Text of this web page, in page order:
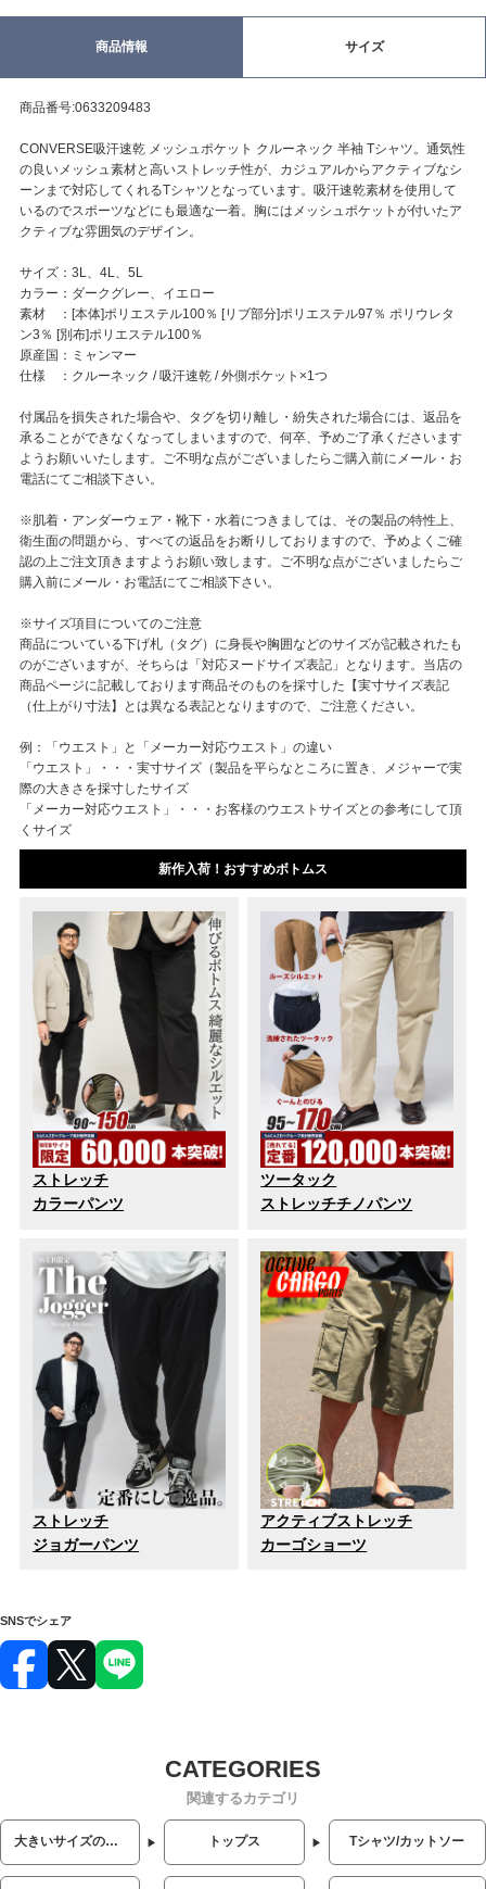
商品情報 サイズ
商品番号:0633209483
CONVERSE吸汗速乾 メッシュポケット クルーネック 半袖 Tシャツ。通気性
の良いメッシュ素材と高いストレッチ性が、カジュアルからアクティブなシ
ーンまで対応してくれるTシャツとなっています。吸汗速乾素材を使用して
いるのでスポーツなどにも最適な一着。胸にはメッシュポケットが付いたア
クティブな雰囲気のデザイン。
サイズ：3L、4L、5L
カラー：ダークグレー、イエロー
素材 ：[本体]ポリエステル100％ [リブ部分]ポリエステル97％ ポリウレタ
ン3％ [別布]ポリエステル100％
原産国：ミャンマー
仕様 ：クルーネック / 吸汗速乾 / 外側ポケット×1つ
付属品を損失された場合や、タグを切り離し・紛失された場合には、返品を
承ることができなくなってしまいますので、何卒、予めご了承くださいます
ようお願いいたします。ご不明な点がございましたらご購入前にメール・お
電話にてご相談下さい。
※肌着・アンダーウェア・靴下・水着につきましては、その製品の特性上、
衛生面の問題から、すべての返品をお断りしておりますので、予めよくご確
認の上ご注文頂きますようお願い致します。ご不明な点がございましたらご
購入前にメール・お電話にてご相談下さい。
※サイズ項目についてのご注意
商品についている下げ札（タグ）に身長や胸囲などのサイズが記載されたも
のがございますが、そちらは「対応ヌードサイズ表記」となります。当店の
商品ページに記載しております商品そのものを採寸した【実寸サイズ表記
（仕上がり寸法】とは異なる表記となりますので、ご注意ください。
例：「ウエスト」と「メーカー対応ウエスト」の違い
「ウエスト」・・・実寸サイズ（製品を平らなところに置き、メジャーで実
際の大きさを採寸したサイズ
「メーカー対応ウエスト」・・・お客様のウエストサイズとの参考にして頂
くサイズ
新作入荷！おすすめボトムス
ストレッチ
カラーパンツ
ツータック
ストレッチチノパンツ
ストレッチ
ジョガーパンツ
アクティブストレッチ
カーゴショーツ
SNSでシェア
関連するカテゴリ
大きいサイズのメンズ服 トップス Tシャツ/カットソー